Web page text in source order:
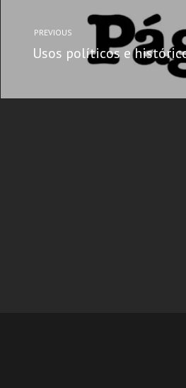
PREVIOUS
Usos políticos e